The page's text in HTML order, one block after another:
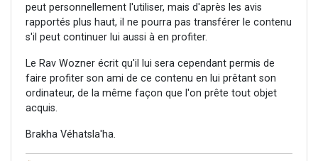
peut personnellement l'utiliser, mais d'après les avis
rapportés plus haut, il ne pourra pas transférer le contenu
s'il peut continuer lui aussi à en profiter.
Le Rav Wozner écrit qu'il lui sera cependant permis de
faire profiter son ami de ce contenu en lui prêtant son
ordinateur, de la même façon que l'on prête tout objet
acquis.
Brakha Véhatsla'ha.